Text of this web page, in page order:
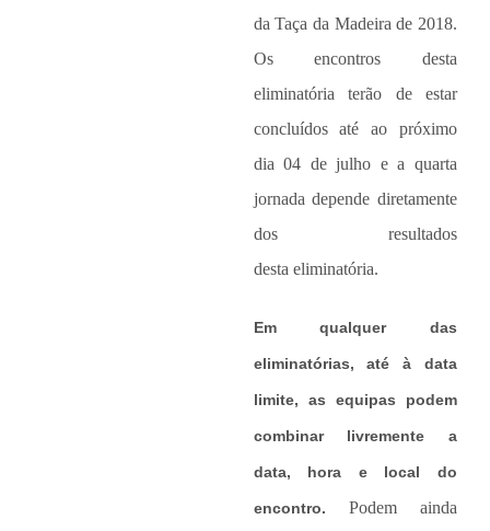
da Taça da Madeira de 2018.
Os encontros desta
eliminatória terão de estar
concluídos até ao próximo
dia 04 de julho e a quarta
jornada depende diretamente
dos resultados
desta eliminatória.
Em qualquer das
eliminatórias, até à data
limite, as equipas podem
combinar livremente a
data, hora e local do
encontro. Podem ainda